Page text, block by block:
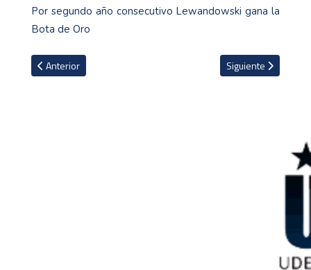
Por segundo año consecutivo Lewandowski gana la
Bota de Oro
Artículo anterior: Joe Biden asegura que Estados Unidos
Anterior Artículo siguiente:
Siguiente